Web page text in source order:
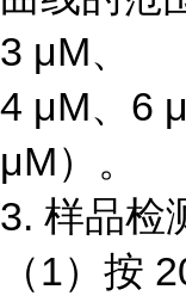
3 μM、
4 μM、6
μM）。
3. 样品检
（1）按